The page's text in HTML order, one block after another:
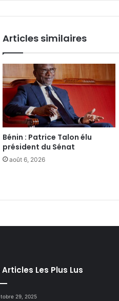
Articles similaires
Bénin : Patrice Talon élu
président du Sénat‎
août 6, 2026
Articles Les Plus Lus
29, 2025